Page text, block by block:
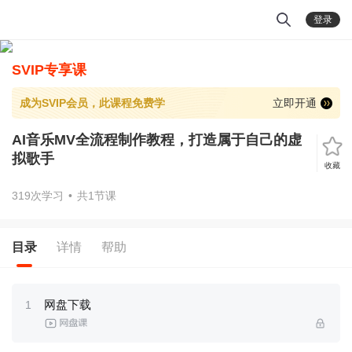
登录
SVIP专享课
成为SVIP会员，此课程免费学 立即开通
AI音乐MV全流程制作教程，打造属于自己的虚
拟歌手
319次学习 • 共1节课
收藏
目录 详情 帮助
1 网盘下载